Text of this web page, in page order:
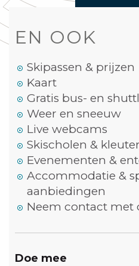
EN OOK
Skipassen & prijzen
Kaart
Gratis bus- en
Weer en sneeuw
Live webcams
Skischolen &
Evenementen &
Accommodatie &
aanbiedingen
Neem contact met
Doe mee